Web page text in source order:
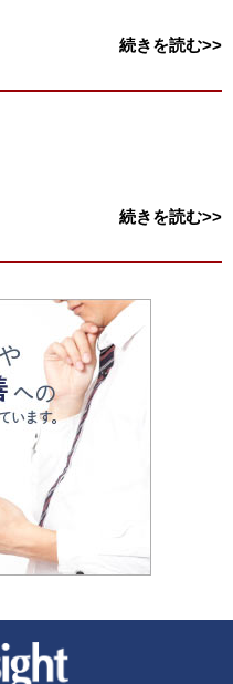
続きを読む>>
続きを読む>>